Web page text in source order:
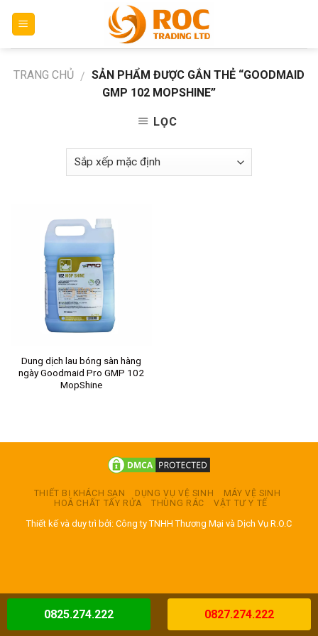
TRANG CHỦ / SẢN PHẨM ĐƯỢC GẮN THẺ “GOODMAID
GMP 102 MOPSHINE”
LỌC
Dung dịch lau bóng sàn hàng
ngày Goodmaid Pro GMP 102
MopShine
THIẾT BỊ KHÁCH SẠN DỤNG VỤ VỆ SINH
MÁY VỆ SINH
HOÁ CHẤT TẨY RỬA
THÙNG RÁC VẬT TƯ Y TẾ
Thiết kế và duy trì bởi: Công ty TNHH Thương Mại và Dịch Vụ R.O.C
0825.274.222 0827.274.222